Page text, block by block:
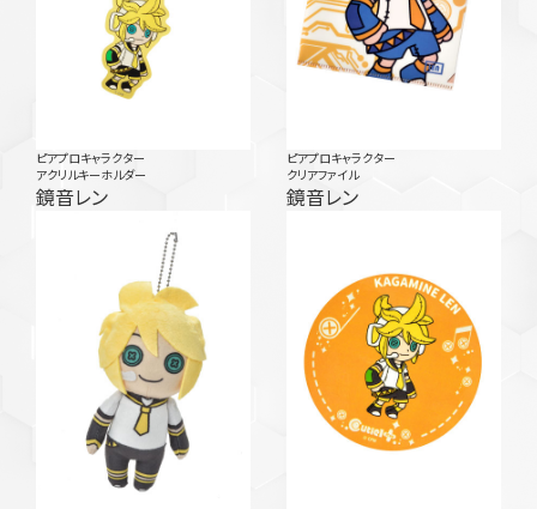
ピアプロキャラクター
アクリルキーホルダー
鏡音レン
ピアプロキャラクター
クリアファイル
鏡音レン